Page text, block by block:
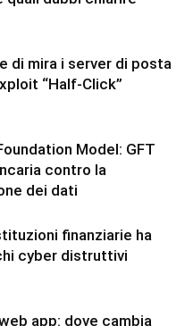
di mira i server di posta
“Half-Click”
Model: GFT
contro la
dei dati
finanziarie ha
cyber distruttivi
app: dove cambia